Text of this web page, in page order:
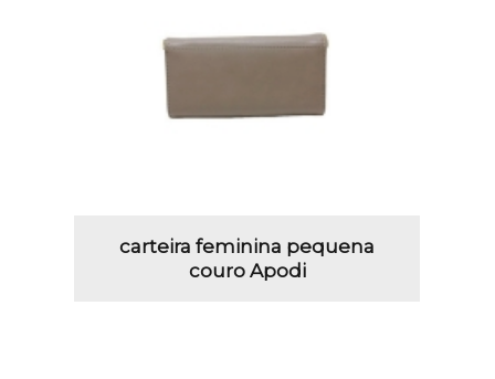
carteira feminina pequena
couro Apodi